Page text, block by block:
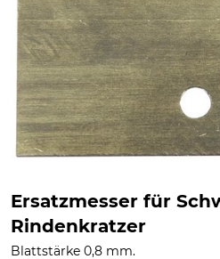
Ersatzmesser für
Rindenkratzer
Blattstärke 0,8 mm.